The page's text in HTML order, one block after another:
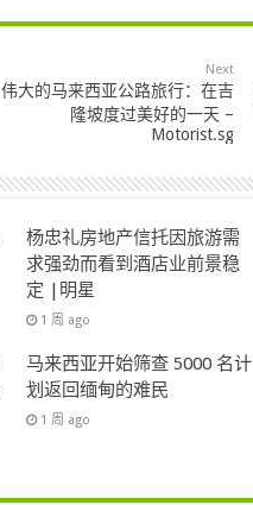
Next
伟大的马来西亚公路旅行：在吉
隆坡度过美好的一天 –
Motorist.sg
杨忠礼房地产信托因旅游需
求强劲而看到酒店业前景稳
定 |明星
1 周 ago
马来西亚开始筛查 5000 名计
划返回缅甸的难民
1 周 ago